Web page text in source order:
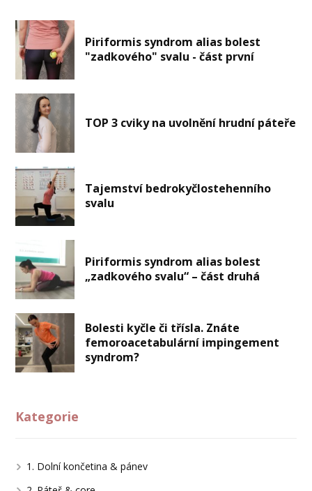
Piriformis syndrom alias bolest
"zadkového" svalu - část první
TOP 3 cviky na uvolnění hrudní páteře
Tajemství bedrokyčlostehenního
svalu
Piriformis syndrom alias bolest
„zadkového svalu“ – část druhá
Bolesti kyčle či třísla. Znáte
femoroacetabulární impingement
syndrom?
Kategorie
1. Dolní končetina & pánev